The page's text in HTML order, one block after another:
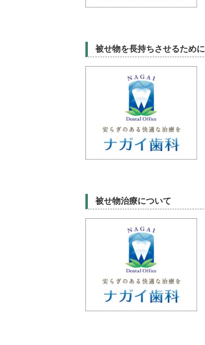
被せ物を長持ちさせるために
被せ物治療について